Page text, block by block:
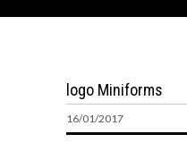
logo Miniforms
16/01/2017